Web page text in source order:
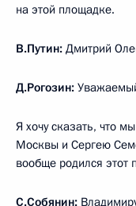
на этой площадке.
В.Путин: Дмитрий
Д.Рогозин:
Я хочу сказать, что
Москвы и Сергею
вообще родился этот
С.Собянин: